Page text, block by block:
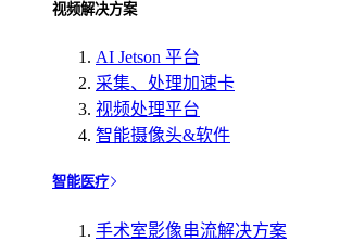
视频解决方案
AI Jetson 平台
采集、处理加速卡
视频处理平台
智能摄像头&软件
智能医疗
手术室影像串流解决方案